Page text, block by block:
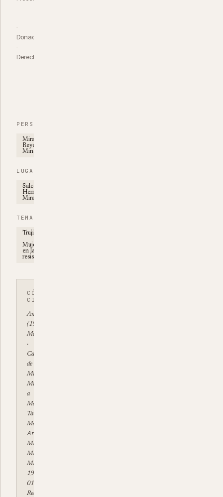
Donación
Derechos
PERSONAS
Mirabal
Reyes,
Minerva
LUGARES
Salcedo ·
Hermanas
Mirabal
TEMAS
Trujillato
Mujeres
en la
resistencia
CÓMO
CITAR
Anónimo.
(1959).
Mariposas
·
Carta
de
Minerva
Mirabal
a
Manolo
Tavárez.
Manuscrito.
Archivo
MMRD,
MMRD-
MNS-
1959-
014.
Recuperado